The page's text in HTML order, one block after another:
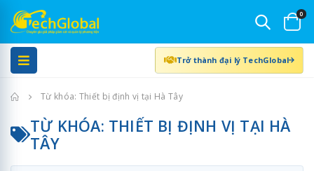
0
Trở thành đại lý TechGlobal
Trang chủTừ khóa: Thiết bị định vị tại Hà Tây
TỪ KHÓA: THIẾT BỊ ĐỊNH VỊ TẠI HÀ
TÂY